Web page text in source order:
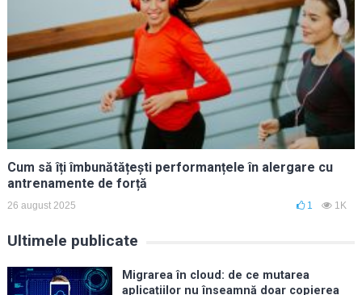
Cum să îți îmbunătățești performanțele în alergare cu
antrenamente de forță
26 august 2025 1 1K
Ultimele publicate
Migrarea în cloud: de ce mutarea
aplicațiilor nu înseamnă doar copierea